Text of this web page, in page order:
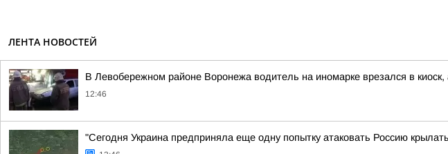
ЛЕНТА НОВОСТЕЙ
В Левобережном районе Воронежа водитель на иномарке врезался в
12:46
"Сегодня Украина предприняла еще одну попытку атаковать Россию